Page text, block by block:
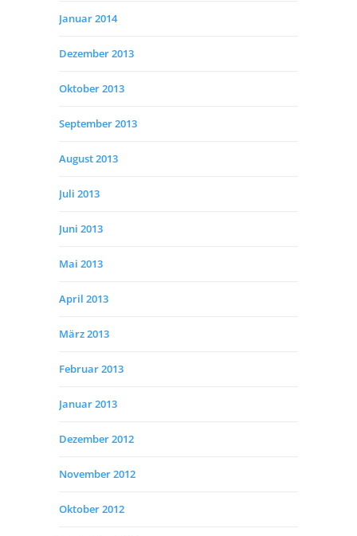
Januar 2014
Dezember 2013
Oktober 2013
September 2013
August 2013
Juli 2013
Juni 2013
Mai 2013
April 2013
März 2013
Februar 2013
Januar 2013
Dezember 2012
November 2012
Oktober 2012